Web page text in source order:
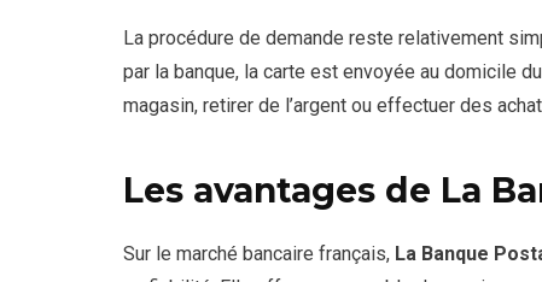
La procédure de demande reste relativement
par la banque, la carte est envoyée au domicile
magasin, retirer de l’argent ou effectuer des
Les avantages de La
Sur le marché bancaire français, La Banque